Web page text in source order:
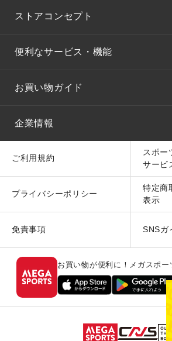
ストアコンセプト
便利なサービス・機能
お買い物ガイド
企業情報
ご利用規約
スポー
サービ
プライバシーポリシー
特定商
表示
免責事項 SNSガ
お買い物が便利に！メガスポー